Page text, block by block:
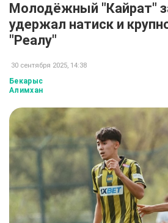
Молодёжный "Кайрат"
удержал натиск и
"Реалу"
30 сентября 2025, 14:38
Бекарыс
Алимхан